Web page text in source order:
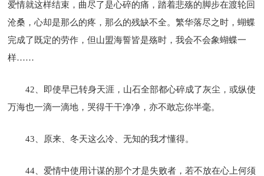
爱情就这样结束，曲尽了是心碎的痛，踏着悲殇的脚步在渡轮回
沧桑，心却是那么的疼，那么的残缺不全。繁华落尽之时，蝴蝶
完成了既定的劳作，但山盟海誓皆是殇时，我会不会象蝴蝶一
样……
42、即使早已转身天涯，山石全部都心碎成了灰尘，或纵使
万海也一滴一滴地，哭得干干净净，亦不敢忘你半毫。
43、原来、冬天这么冷、无知的我才懂得。
44、爱情中使用计谋的那个才是失败者，若不放在心上何须